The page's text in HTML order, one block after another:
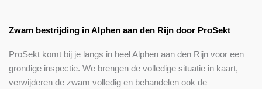
Zwam bestrijding in Alphen aan den Rijn door ProSekt
ProSekt komt bij je langs in heel Alphen aan den Rijn voor een
grondige inspectie. We brengen de volledige situatie in kaart,
verwijderen de zwam volledig en behandelen ook de